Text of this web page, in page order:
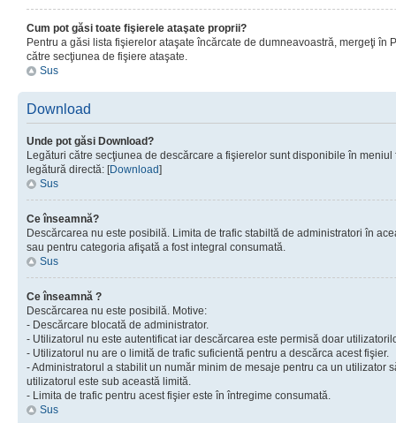
Cum pot găsi toate fişierele ataşate proprii?
Pentru a găsi lista fişierelor ataşate încărcate de dumneavoastră, mergeţi în
către secţiunea de fişiere ataşate.
Sus
Download
Unde pot găsi Download?
Legături către secţiunea de descărcare a fişierelor sunt disponibile în
legătură directă: [Download]
Sus
Ce înseamnă?
Descărcarea nu este posibilă. Limita de trafic stabiltă de administratori în
sau pentru categoria afişată a fost integral consumată.
Sus
Ce înseamnă ?
Descărcarea nu este posibilă. Motive:
- Descărcare blocată de administrator.
- Utilizatorul nu este autentificat iar descărcarea este permisă doar
- Utilizatorul nu are o limită de trafic suficientă pentru a descărca acest fişier.
- Administratorul a stabilit un număr minim de mesaje pentru ca un utilizator
utilizatorul este sub această limită.
- Limita de trafic pentru acest fişier este în întregime consumată.
Sus